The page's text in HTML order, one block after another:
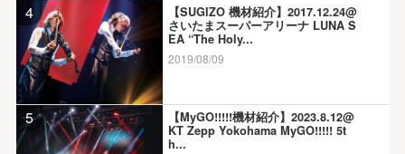
4
【SUGIZO 機材紹介】2017.12.24@
さいたまスーパーアリーナ LUNA S
EA “The Holy...
2019/08/09
5
【MyGO!!!!!機材紹介】2023.8.12@
KT Zepp Yokohama MyGO!!!!! 5t
h...